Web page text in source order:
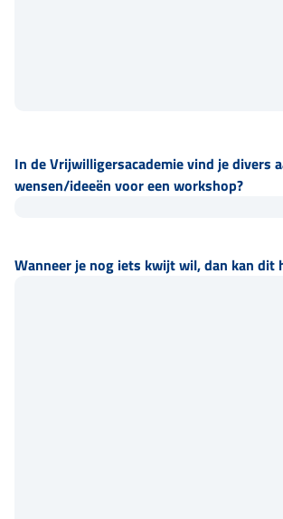
In de Vrijwilligersacademie vind je divers
wensen/ideeën voor een workshop?
Wanneer je nog iets kwijt wil, dan kan dit